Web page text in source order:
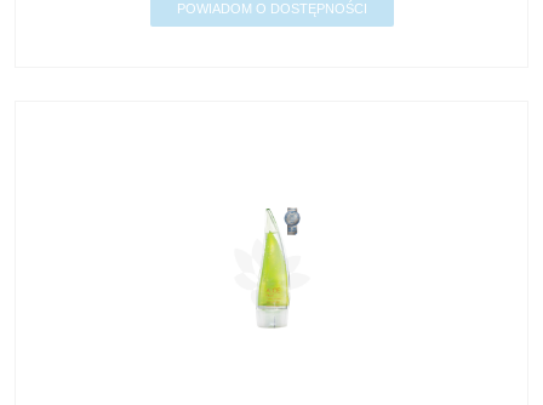
POWIADOM O DOSTĘPNOŚCI